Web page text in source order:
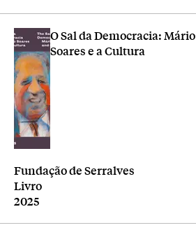
O Sal da Democracia: Mário
Soares e a Cultura
Editora
Fundação de Serralves
Tipologia
Livro
Ano
2025